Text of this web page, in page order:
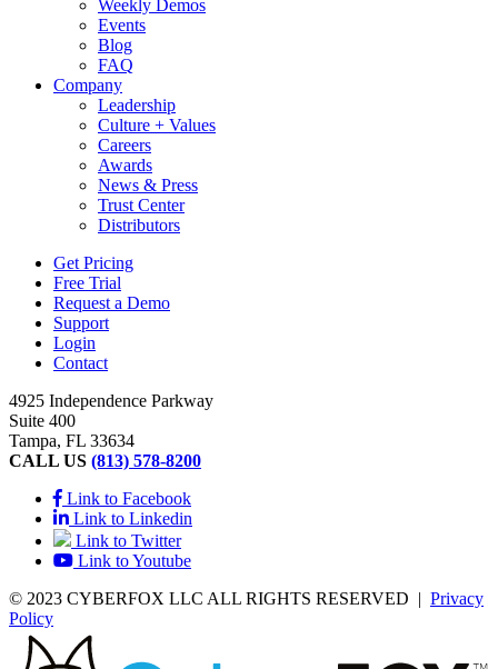
Weekly Demos
Events
Blog
FAQ
Company
Leadership
Culture + Values
Careers
Awards
News & Press
Trust Center
Distributors
Get Pricing
Free Trial
Request a Demo
Support
Login
Contact
4925 Independence Parkway
Suite 400
Tampa, FL 33634
CALL US (813) 578-8200
Link to Facebook
Link to Linkedin
Link to Twitter
Link to Youtube
© 2023 CYBERFOX LLC ALL RIGHTS RESERVED | Privacy
Policy